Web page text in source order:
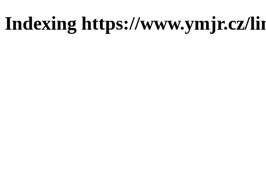
Indexing https://www.ymjr.cz/